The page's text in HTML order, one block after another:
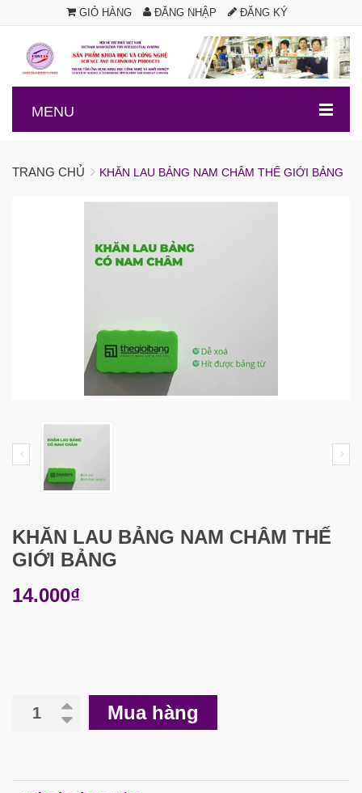
GIỎ HÀNG ĐĂNG NHẬP ĐĂNG KÝ
.
MENU
TRANG CHỦ KHĂN LAU BẢNG NAM CHÂM THẾ GIỚI BẢNG
KHĂN LAU BẢNG NAM CHÂM THẾ
GIỚI BẢNG
14.000₫
Mua hàng